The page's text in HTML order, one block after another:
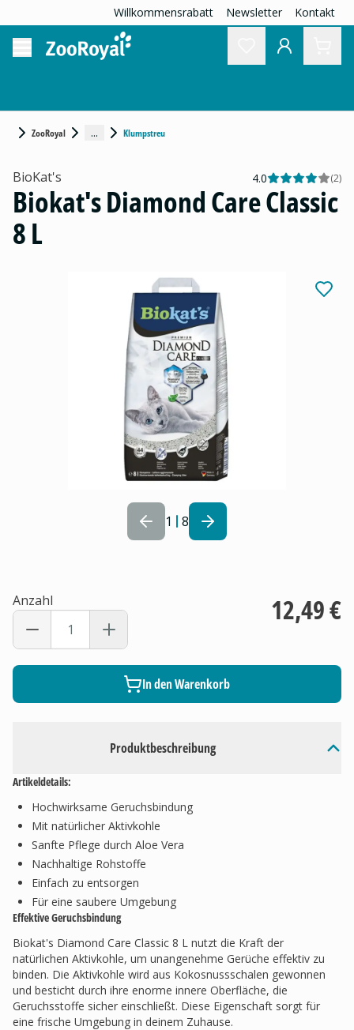
Willkommensrabatt Newsletter Kontakt
ZooRoyal ... Klumpstreu
1 8
Produktbeschreibung
Artikeldetails:
Hochwirksame Geruchsbindung
Mit natürlicher Aktivkohle
Sanfte Pflege durch Aloe Vera
Nachhaltige Rohstoffe
Einfach zu entsorgen
Für eine saubere Umgebung
Effektive Geruchsbindung
Biokat's Diamond Care Classic 8 L nutzt die Kraft der
natürlichen Aktivkohle, um unangenehme Gerüche effektiv zu
binden. Die Aktivkohle wird aus Kokosnussschalen gewonnen
und besticht durch ihre enorme innere Oberfläche, die
Geruchsstoffe sicher einschließt. Diese Eigenschaft sorgt für
eine frische Umgebung in deinem Zuhause.
BioKat's 4.0 (2)
Biokat's Diamond Care Classic
8 L
Anzahl 12,49 €
In den Warenkorb